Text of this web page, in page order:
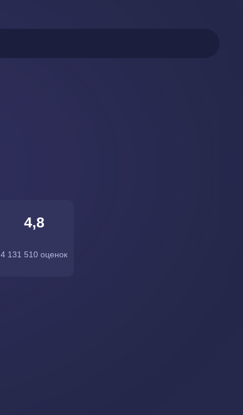
4,8
4 131 510 оценок